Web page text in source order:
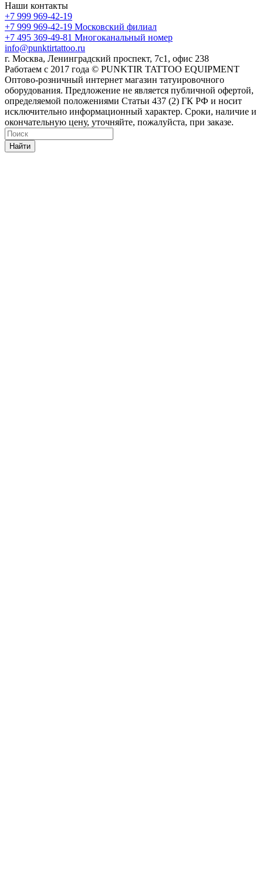
Наши контакты
+7 999 969-42-19
+7 999 969-42-19 Московский филиал
+7 495 369-49-81 Многоканальный номер
info@punktirtattoo.ru
г. Москва, Ленинградский проспект, 7с1, офис 238
Работаем с 2017 года © PUNKTIR TATTOO EQUIPMENT
Оптово-розничный интернет магазин татуировочного
оборудования. Предложение не является публичной офертой,
определяемой положениями Статьи 437 (2) ГК РФ и носит
исключительно информационный характер. Сроки, наличие и
окончательную цену, уточняйте, пожалуйста, при заказе.
Найти